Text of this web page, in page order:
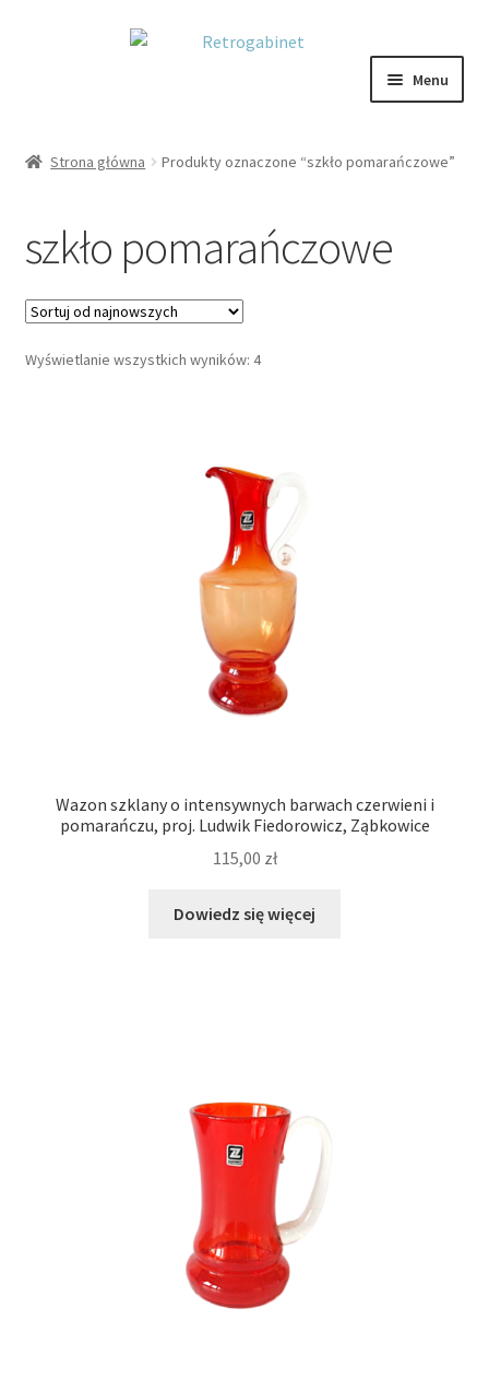
Menu
NA STÓŁ
DEKORACJE
OŚWIETLENIE
Strona główna Produkty oznaczone “szkło pomarańczowe”
szkło pomarańczowe
Wyświetlanie wszystkich wyników: 4Posortowane
Wazon szklany o intensywnych barwach czerwieni i
pomarańczu, proj. Ludwik Fiedorowicz, Ząbkowice
115,00 zł
Dowiedz się więcej